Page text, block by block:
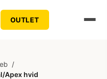
OUTLET
/
Apex hvid